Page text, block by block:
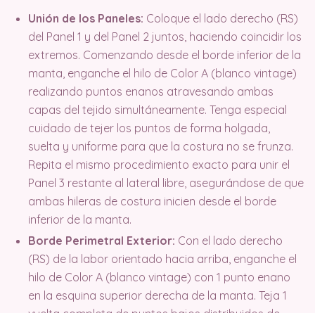
Unión de los Paneles: Coloque el lado derecho (RS)
del Panel 1 y del Panel 2 juntos, haciendo coincidir los
extremos. Comenzando desde el borde inferior de la
manta, enganche el hilo de Color A (blanco vintage)
realizando puntos enanos atravesando ambas
capas del tejido simultáneamente. Tenga especial
cuidado de tejer los puntos de forma holgada,
suelta y uniforme para que la costura no se frunza.
Repita el mismo procedimiento exacto para unir el
Panel 3 restante al lateral libre, asegurándose de que
ambas hileras de costura inicien desde el borde
inferior de la manta.
Borde Perimetral Exterior: Con el lado derecho
(RS) de la labor orientado hacia arriba, enganche el
hilo de Color A (blanco vintage) con 1 punto enano
en la esquina superior derecha de la manta. Teja 1